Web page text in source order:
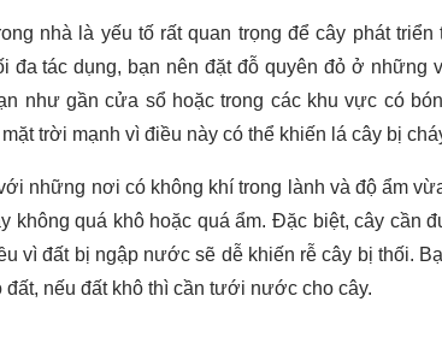
nhà là yếu tố rất quan trọng để cây phát
đa tác dụng, bạn nên đặt đỗ quyên đỏ ở những
như gần cửa sổ hoặc trong các khu vực có
trời mạnh vì điều này có thể khiến lá cây bị
những nơi có không khí trong lành và độ ẩm
không quá khô hoặc quá ẩm. Đặc biệt, cây cần
vì đất bị ngập nước sẽ dễ khiến rễ cây bị thối.
đất, nếu đất khô thì cần tưới nước cho cây.